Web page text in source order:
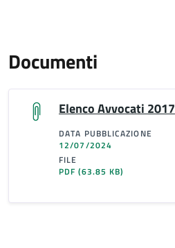
Documenti
Elenco Avvocati 2017
DATA PUBBLICAZIONE
12/07/2024
FILE
PDF(63.85 KB)